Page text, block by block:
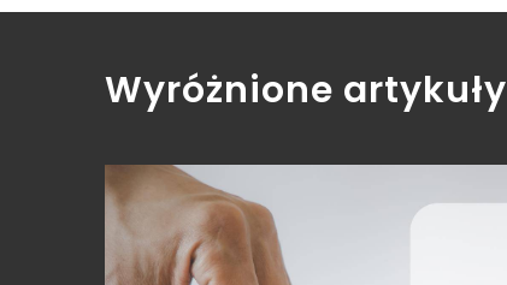
Wyróżnione artykuły